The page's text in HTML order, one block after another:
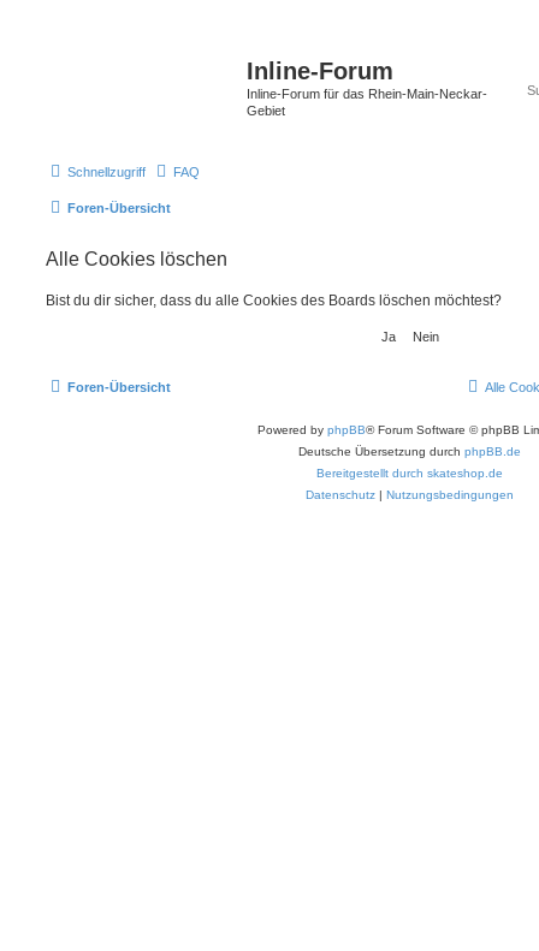
Inline-Forum
Inline-Forum für das Rhein-Main-Neckar-
Gebiet
Schnellzugriff FAQ
Foren-Übersicht
Alle Cookies löschen
Bist du dir sicher, dass du alle Cookies des Boards löschen möchtest?
Foren-Übersicht Alle
Powered by phpBB® Forum Software © phpBB
Deutsche Übersetzung durch phpBB.de
Bereitgestellt durch skateshop.de
Datenschutz | Nutzungsbedingungen